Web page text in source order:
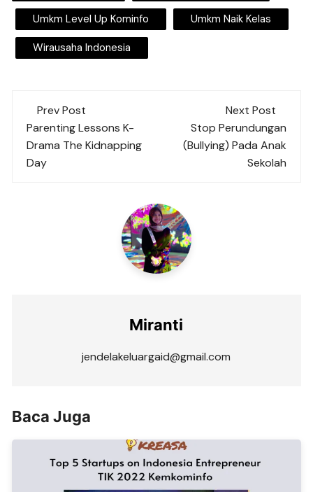
Umkm Level Up Kominfo Umkm Naik Kelas
Wirausaha Indonesia
Post
navigation
Prev Post
Parenting Lessons K-
Drama The Kidnapping
Day
Next Post
Stop Perundungan
(Bullying) Pada Anak
Sekolah
Miranti
jendelakeluargaid@gmail.com
Baca Juga